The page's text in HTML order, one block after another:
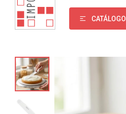
CATÁLOGO